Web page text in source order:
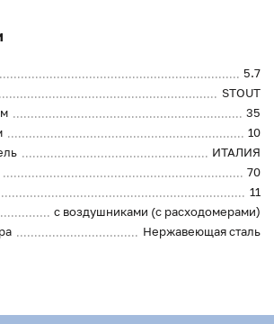
5.7
STOUT
35
10
ИТАЛИЯ
70
11
с воздушниками (с расходомерами)
Нержавеющая сталь